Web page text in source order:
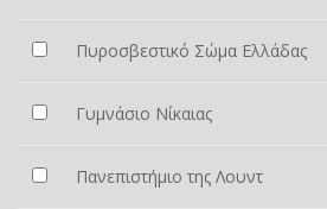
Πυροσβεστικό Σώμα Ελλάδας
Γυμνάσιο Νίκαιας
Πανεπιστήμιο της Λουντ